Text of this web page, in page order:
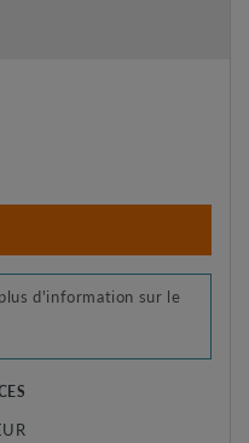
d'information sur le